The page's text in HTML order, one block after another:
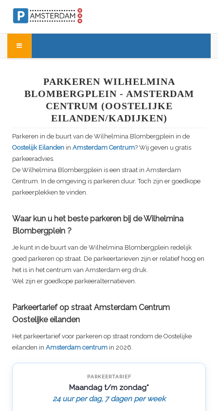
PARKEREN WILHELMINA
BLOMBERGPLEIN - AMSTERDAM
CENTRUM (OOSTELIJKE
EILANDEN/KADIJKEN)
Parkeren in de buurt van de Wilhelmina Blombergplein in de
Oostelijk Eilanden in Amsterdam Centrum? Wij geven u gratis
parkeeradvies.
De Wilhelmina Blombergplein is een straat in Amsterdam
Centrum. In de omgeving is parkeren duur. Toch zijn er goedkope
parkeerplekken te vinden.
Waar kun u het beste parkeren bij deWilhelmina
Blombergplein ?
Je kunt in de buurt van de Wilhelmina Blombergplein redelijk
goed parkeren op straat. De parkeertarieven zijn er relatief hoog en
het is in het centrum van Amsterdam erg druk.
Wel zijn er goedkope parkeeralternatieven.
Parkeertarief op straat Amsterdam Centrum
Oostelijke eilanden
Het parkeertarief voor parkeren op straat rondom de Oostelijke
eilanden in Amsterdam centrum in 2026.
PARKEERTARIEF
Maandag t/m zondag*
24 uur per dag, 7 dagen per week